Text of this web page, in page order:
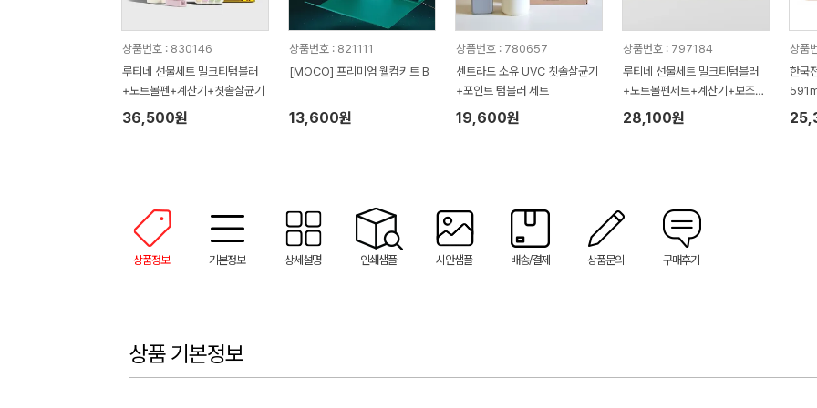
상품번호 : 830146
루티네 선물세트 밀크티텀블러
+노트볼펜+계산기+칫솔살균기
36,500원
상품번호 : 821111
[MOCO] 프리미엄 웰컴키트 B
13,600원
상품번호 : 780657
센트라도 소유 UVC 칫솔살균기
+포인트 텀블러 세트
19,600원
상품번호 : 797184
루티네 선물세트 밀크티텀블러
+노트볼펜세트+계산기+보조배
터리
28,100원
상품
한국
상품정보 기본정보 상세설명 인쇄샘플 시안샘플 배송/결제 상품문의 구매후기
상품 기본정보